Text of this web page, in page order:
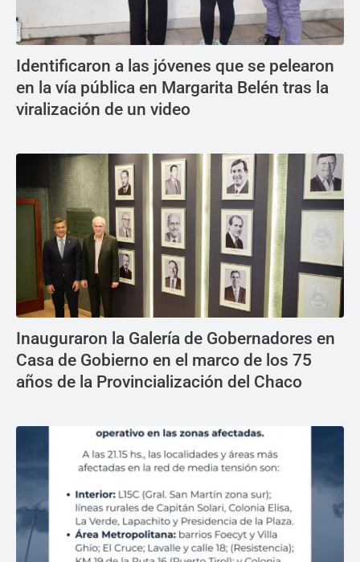
Identificaron a las jóvenes que se pelearon
en la vía pública en Margarita Belén tras la
viralización de un video
Inauguraron la Galería de Gobernadores en
Casa de Gobierno en el marco de los 75
años de la Provincialización del Chaco